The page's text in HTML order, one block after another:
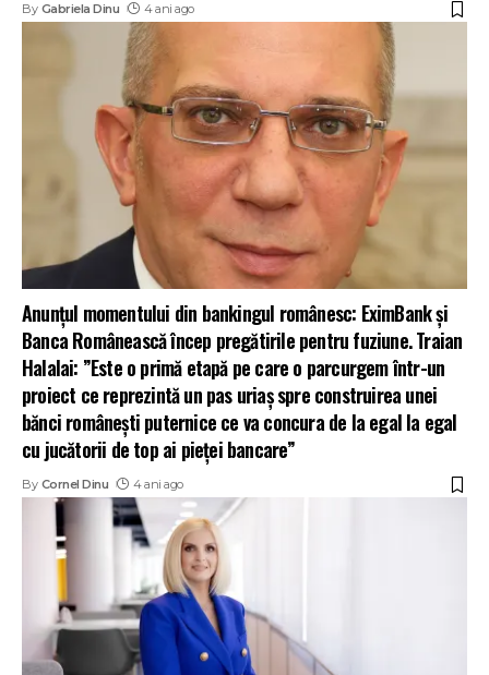
By Gabriela Dinu 4 ani ago
Anunțul momentului din bankingul românesc: EximBank și
Banca Românească încep pregătirile pentru fuziune. Traian
Halalai: ”Este o primă etapă pe care o parcurgem într-un
proiect ce reprezintă un pas uriaș spre construirea unei
bănci românești puternice ce va concura de la egal la egal
cu jucătorii de top ai pieței bancare”
By Cornel Dinu 4 ani ago